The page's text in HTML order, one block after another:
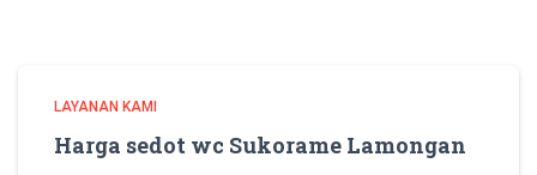
LAYANAN KAMI
Harga sedot wc Sukorame Lamongan